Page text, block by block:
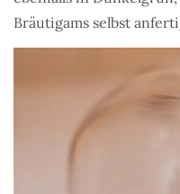
Bräutigams selbst